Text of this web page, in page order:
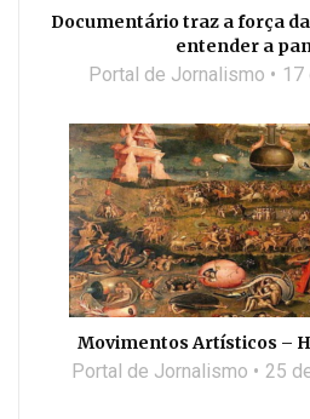
Documentário traz a força
entender a
Portal de Jornalismo 17
Movimentos Artísticos –
Portal de Jornalismo 25